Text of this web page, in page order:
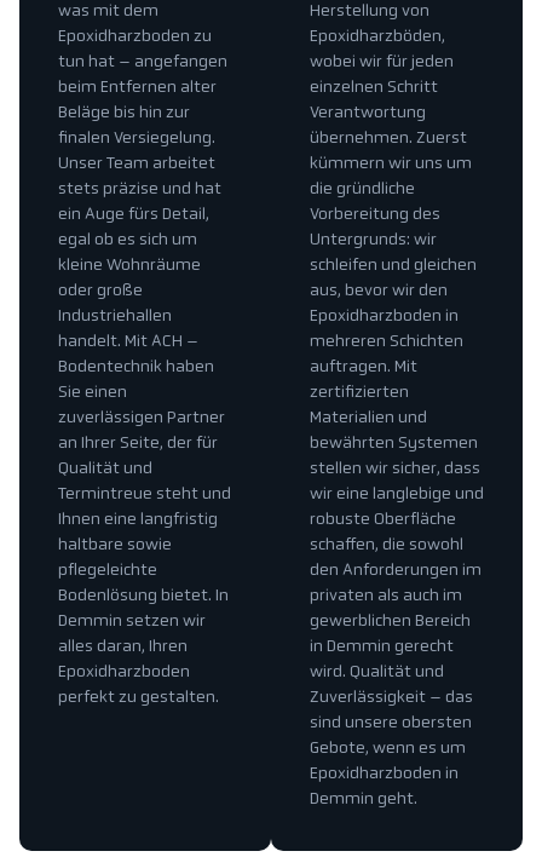
Herstellung von
Epoxidharzböden,
wobei wir für jeden
einzelnen Schritt
Verantwortung
übernehmen. Zuerst
kümmern wir uns um
die gründliche
Vorbereitung des
Untergrunds: wir
schleifen und gleichen
aus, bevor wir den
Epoxidharzboden in
mehreren Schichten
auftragen. Mit
zertifizierten
Materialien und
bewährten Systemen
stellen wir sicher, dass
wir eine langlebige und
robuste Oberfläche
schaffen, die sowohl
den Anforderungen im
privaten als auch im
gewerblichen Bereich
in Demmin gerecht
wird. Qualität und
Zuverlässigkeit – das
sind unsere obersten
Gebote, wenn es um
Epoxidharzboden in
Demmin geht.
was mit dem
Epoxidharzboden zu
tun hat – angefangen
beim Entfernen alter
Beläge bis hin zur
finalen Versiegelung.
Unser Team arbeitet
stets präzise und hat
ein Auge fürs Detail,
egal ob es sich um
kleine Wohnräume
oder große
Industriehallen
handelt. Mit ACH –
Bodentechnik haben
Sie einen
zuverlässigen Partner
an Ihrer Seite, der für
Qualität und
Termintreue steht und
Ihnen eine langfristig
haltbare sowie
pflegeleichte
Bodenlösung bietet. In
Demmin setzen wir
alles daran, Ihren
Epoxidharzboden
perfekt zu gestalten.